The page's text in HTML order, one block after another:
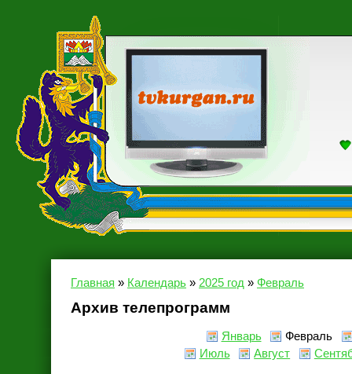
Главная » Календарь » 2025 год » Февраль
Архив телепрограмм
Январь
Февраль
Июль
Август